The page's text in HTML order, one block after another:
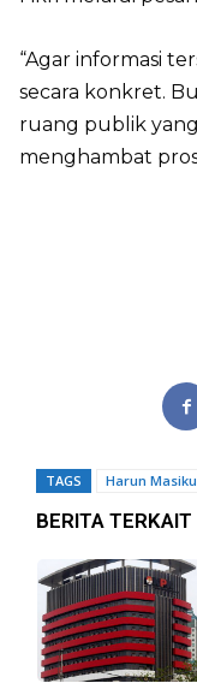
“Agar informasi
secara konkret.
ruang publik
menghambat
TAGS Harun Masiku
BERITA TERKAIT